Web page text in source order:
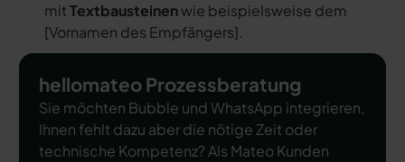
mitTextbausteinenwie beispielsweise dem
[Vornamen des Empfängers].
hellomateo Prozessberatung
Sie möchten Bubble und WhatsApp integrieren,
Ihnen fehlt dazu aber die nötige Zeit oder
technische Kompetenz? Als Mateo Kunden